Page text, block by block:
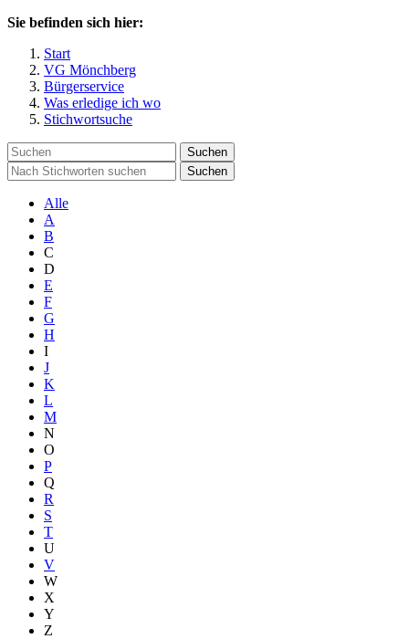
Sie befinden sich hier:
Start
VG Mönchberg
Bürgerservice
Was erledige ich wo
Stichwortsuche
Suchen
Suchen
Alle
A
B
C
D
E
F
G
H
I
J
K
L
M
N
O
P
Q
R
S
T
U
V
W
X
Y
Z